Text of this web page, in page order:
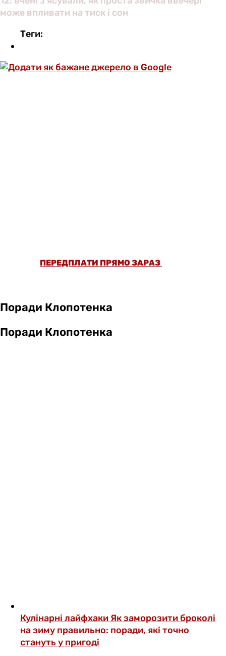
може впливати на тиск і сон
Теги:
ПЕРЕДПЛАТИ ПРЯМО ЗАРАЗ
Поради Клопотенка
Поради Клопотенка
Кулінарні лайфхаки Як заморозити броколі
на зиму правильно: поради, які точно
стануть у пригоді